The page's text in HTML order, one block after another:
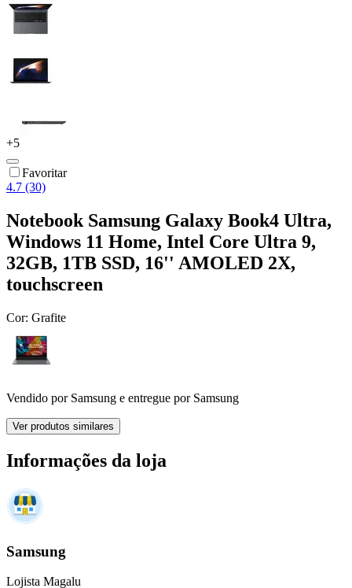
+5
Favoritar
4.7 (30)
Notebook Samsung Galaxy Book4 Ultra,
Windows 11 Home, Intel Core Ultra 9,
32GB, 1TB SSD, 16'' AMOLED 2X,
touchscreen
Cor: Grafite
Vendido por Samsung e entregue por Samsung
Ver produtos similares
Informações da loja
Samsung
Lojista Magalu